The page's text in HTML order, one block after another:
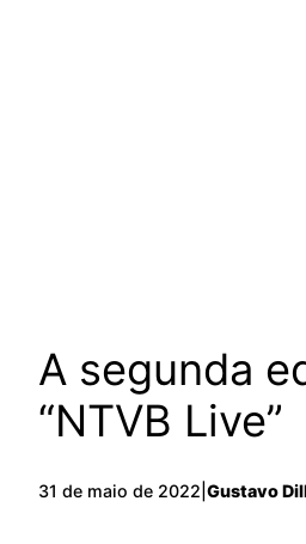
A segunda
“NTVB Live”
31 de maio de 2022 Gustavo